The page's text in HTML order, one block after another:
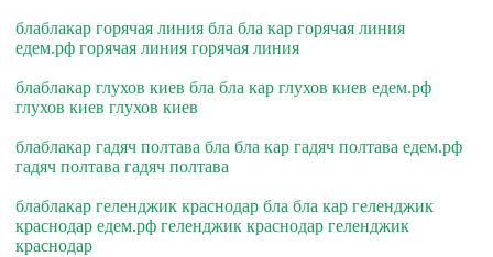
блаблакар горячая линия бла бла кар горячая линия
едем.рф горячая линия горячая линия
блаблакар глухов киев бла бла кар глухов киев едем.рф
глухов киев глухов киев
блаблакар гадяч полтава бла бла кар гадяч полтава едем.рф
гадяч полтава гадяч полтава
блаблакар геленджик краснодар бла бла кар геленджик
краснодар едем.рф геленджик краснодар геленджик
краснодар